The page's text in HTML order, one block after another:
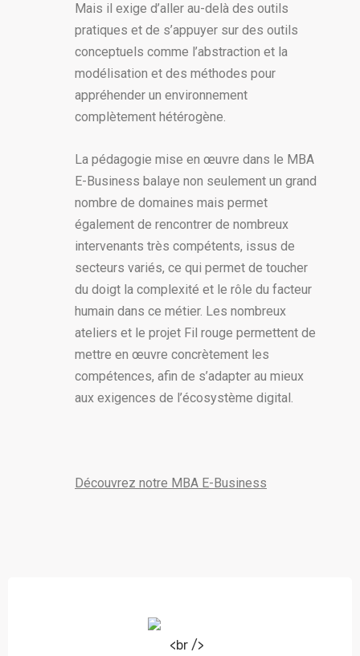
Mais il exige d’aller au-delà des outils
pratiques et de s’appuyer sur des outils
conceptuels comme l’abstraction et la
modélisation et des méthodes pour
appréhender un environnement
complètement hétérogène.
La pédagogie mise en œuvre dans le MBA
E-Business balaye non seulement un grand
nombre de domaines mais permet
également de rencontrer de nombreux
intervenants très compétents, issus de
secteurs variés, ce qui permet de toucher
du doigt la complexité et le rôle du facteur
humain dans ce métier. Les nombreux
ateliers et le projet Fil rouge permettent de
mettre en œuvre concrètement les
compétences, afin de s’adapter au mieux
aux exigences de l’écosystème digital.
Découvrez notre MBA E-Business